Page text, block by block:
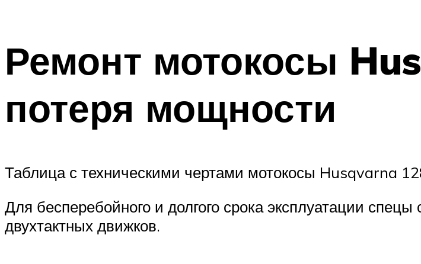
Ремонт мотокосы
потеря мощности
Таблица с техническими чертами мотокосы Husqvarna
Для бесперебойного и долгого срока эксплуатации
двухтактных движков.